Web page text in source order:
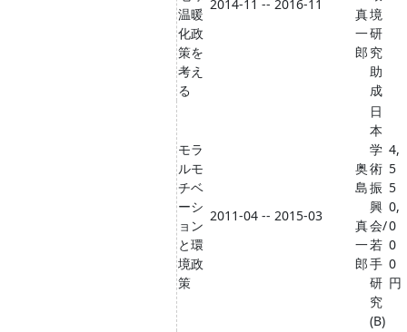
温暖
化政
策を
考え
る
2014-11 -- 2016-11
真
一
郎
境
研
究
助
成
モラ
ルモ
チベ
ーシ
ョン
と環
境政
策
2011-04 -- 2015-03
奥
島
真
一
郎
日
本
学
術
振
興
会/
若
手
研
究
(B)
4,
5
5
0,
0
0
0
円